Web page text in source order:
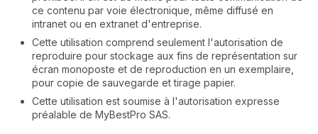
ce contenu par voie électronique, même diffusé en
intranet ou en extranet d'entreprise.
Cette utilisation comprend seulement l'autorisation de
reproduire pour stockage aux fins de représentation sur
écran monoposte et de reproduction en un exemplaire,
pour copie de sauvegarde et tirage papier.
Cette utilisation est soumise à l'autorisation expresse
préalable de MyBestPro SAS.